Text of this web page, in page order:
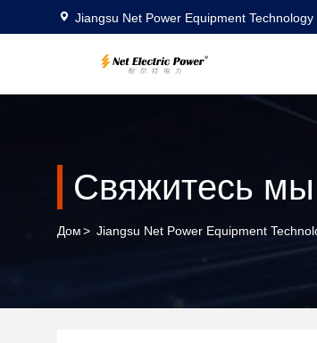
Jiangsu Net Power Equipment Technology
Свяжитесь мы
Дом> Jiangsu Net Power Equipment